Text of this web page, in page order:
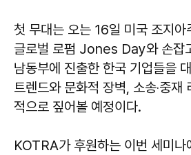
첫 무대는 오는 16일 미국 조지아
글로벌 로펌 Jones Day와 손잡
남동부에 진출한 한국 기업들을
트렌드와 문화적 장벽, 소송‧중재
적으로 짚어볼 예정이다.
KOTRA가 후원하는 이번 세미나